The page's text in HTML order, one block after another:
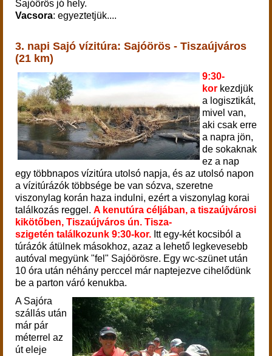
Sajóörös jó hely.
Vacsora: egyeztetjük....
3. napi Sajó vízitúra: Sajóörös - Tiszaújváros
(21 km)
9:30-
kor kezdjük
a logisztikát,
mivel van,
aki csak erre
a napra jön,
de sokaknak
ez a nap
egy többnapos vízitúra utolsó napja, és az utolsó napon
a vízitúrázók többsége be van sózva, szeretne
viszonylag korán haza indulni, ezért a viszonylag korai
találkozás reggel. A kenutúra céljában, a tiszaújvárosi
kikötőben, Tiszaújváros ún. Tisza-
szigetén találkozunk 9:30-kor. Itt egy-két kocsiból a
túrázók átülnek másokhoz, azaz a lehető legkevesebb
autóval megyünk "fel" Sajóörösre. Egy wc-szünet után
10 óra után néhány perccel már naptejezve cihelődünk
be a parton váró kenukba.
A Sajóra
szállás után
már pár
méterrel az
út eleje